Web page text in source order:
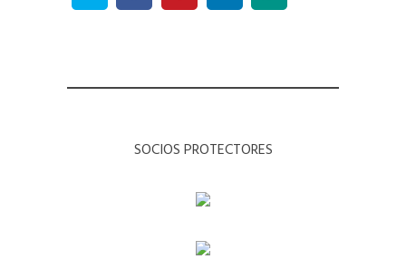
SOCIOS PROTECTORES